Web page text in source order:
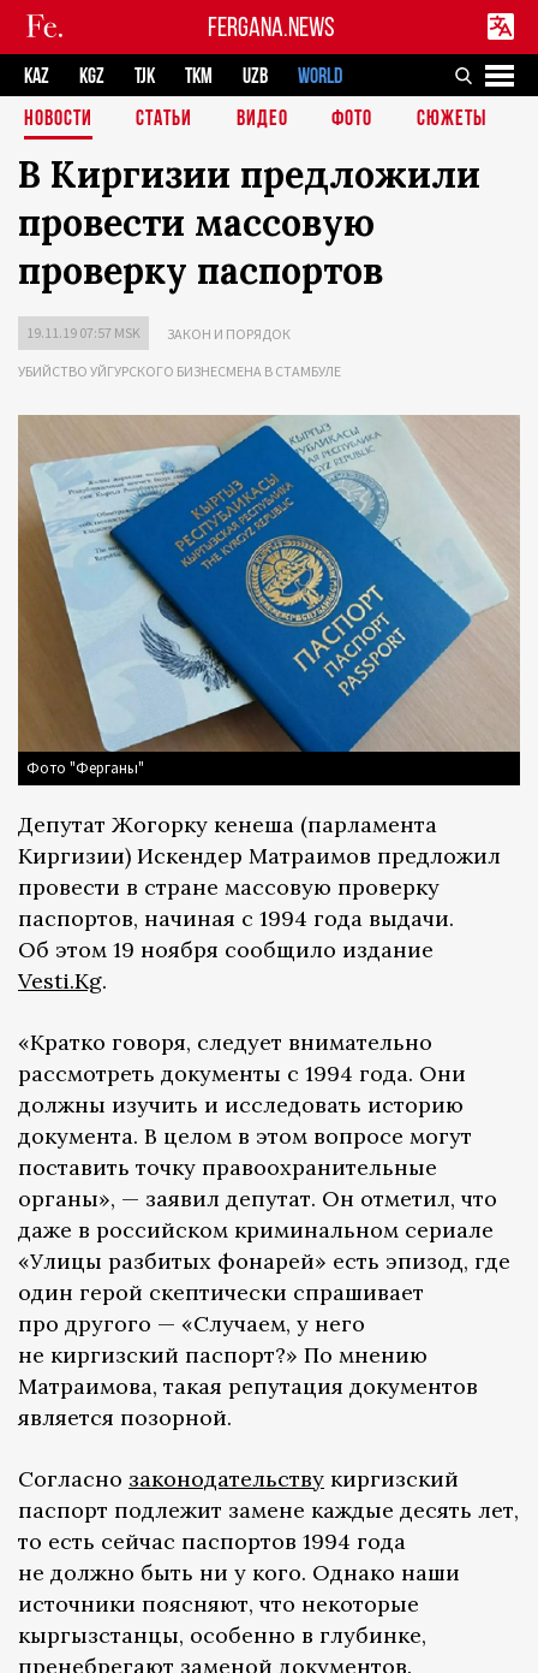
FERGANA.NEWS
KAZ KGZ TJK TKM UZB
WORLD
НОВОСТИ
СТАТЬИ ВИДЕО ФОТО СЮЖЕТЫ
В Киргизии предложили
провести массовую
проверку паспортов
19.11.19 07:57 MSK ЗАКОН И ПОРЯДОК
УБИЙСТВО УЙГУРСКОГО БИЗНЕСМЕНА В СТАМБУЛЕ
Фото "Ферганы"
Депутат Жогорку кенеша (парламента
Киргизии) Искендер Матраимов предложил
провести в стране массовую проверку
паспортов, начиная с 1994 года выдачи.
Об этом 19 ноября сообщило издание
Vesti.Kg.
«Кратко говоря, следует внимательно
рассмотреть документы с 1994 года. Они
должны изучить и исследовать историю
документа. В целом в этом вопросе могут
поставить точку правоохранительные
органы», — заявил депутат. Он отметил, что
даже в российском криминальном сериале
«Улицы разбитых фонарей» есть эпизод, где
один герой скептически спрашивает
про другого — «Случаем, у него
не киргизский паспорт?» По мнению
Матраимова, такая репутация документов
является позорной.
Согласно законодательству киргизский
паспорт подлежит замене каждые десять лет,
то есть сейчас паспортов 1994 года
не должно быть ни у кого. Однако наши
источники поясняют, что некоторые
кыргызстанцы, особенно в глубинке,
пренебрегают заменой документов.